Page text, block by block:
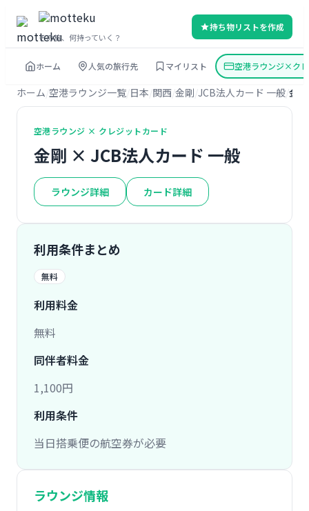
その旅、何持っていく？
持ち物リストを作成
ホーム 人気の旅行先 マイリスト 空港ラウンジ×ク
ホーム 空港ラウンジ一覧 日本 関西 金剛 JCB法人カード 一般 金
空港ラウンジ × クレジットカード
金剛 × JCB法人カード 一般
ラウンジ詳細 カード詳細
利用条件まとめ
無料
利用料金
無料
同伴者料金
1,100円
利用条件
当日搭乗便の航空券が必要
ラウンジ情報